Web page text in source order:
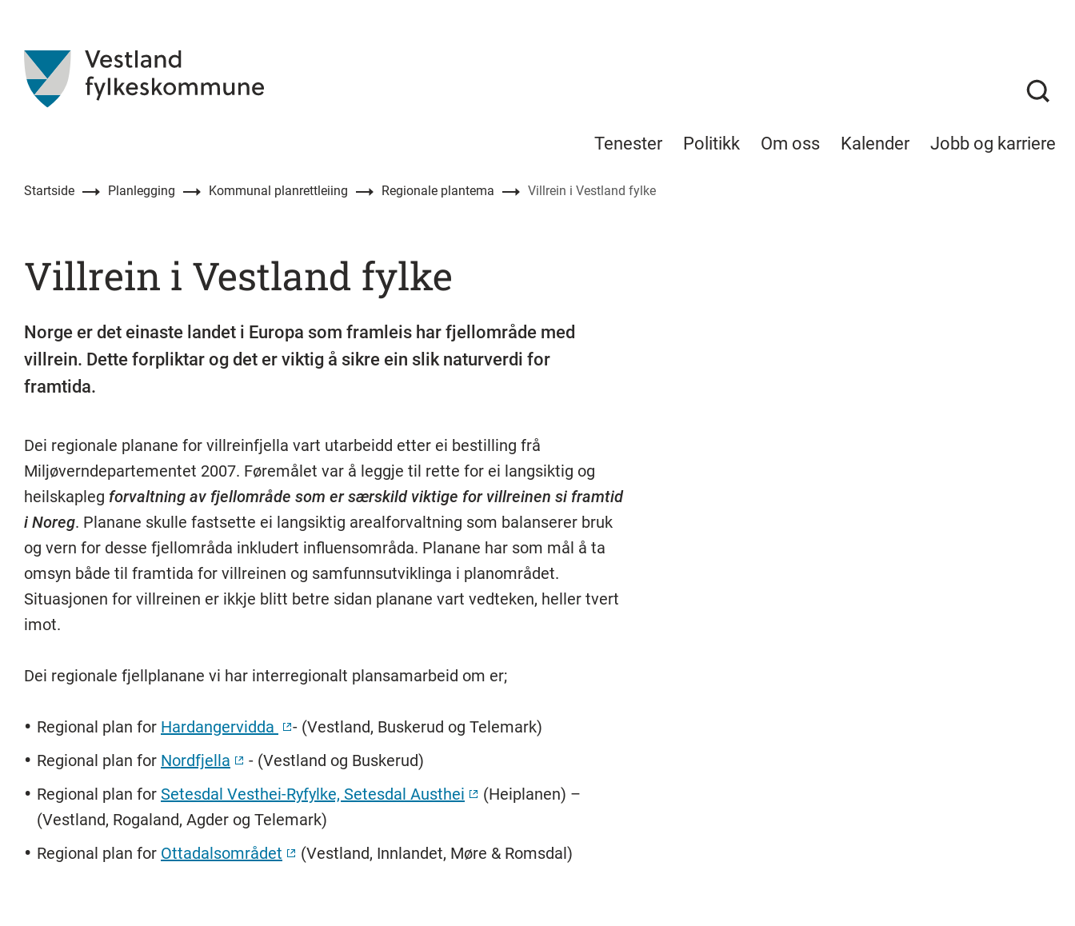
Tenester Politikk Om oss Kalender Jobb og karriere
Startside Planlegging Kommunal planrettleiing Regionale plantema Villrein i Vestland fylke
Villrein i Vestland fylke
Norge er det einaste landet i Europa som framleis har fjellområde med
villrein. Dette forpliktar og det er viktig å sikre ein slik naturverdi for
framtida.
Dei regionale planane for villreinfjella vart utarbeidd etter ei bestilling frå
Miljøverndepartementet 2007. Føremålet var å leggje til rette for ei langsiktig og
heilskapleg forvaltning av fjellområde som er særskild viktige for villreinen si framtid
i Noreg. Planane skulle fastsette ei langsiktig arealforvaltning som balanserer bruk
og vern for desse fjellområda inkludert influensområda. Planane har som mål å ta
omsyn både til framtida for villreinen og samfunnsutviklinga i planområdet.
Situasjonen for villreinen er ikkje blitt betre sidan planane vart vedteken, heller tvert
imot.
Dei regionale fjellplanane vi har interregionalt plansamarbeid om er;
Regional plan for Hardangervidda
- (Vestland, Buskerud og Telemark)
Regional plan for Nordfjella
- (Vestland og Buskerud)
Regional plan for Setesdal Vesthei-Ryfylke, Setesdal Austhei
(Heiplanen) –
(Vestland, Rogaland, Agder og Telemark)
Regional plan for Ottadalsområdet (Vestland, Innlandet, Møre & Romsdal)